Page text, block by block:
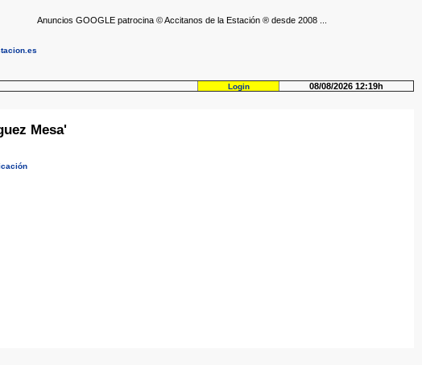
Anuncios GOOGLE patrocina © Accitanos de la Estación ® desde 2008 ...
Login 08/08/2026 12:19h
Mesa'